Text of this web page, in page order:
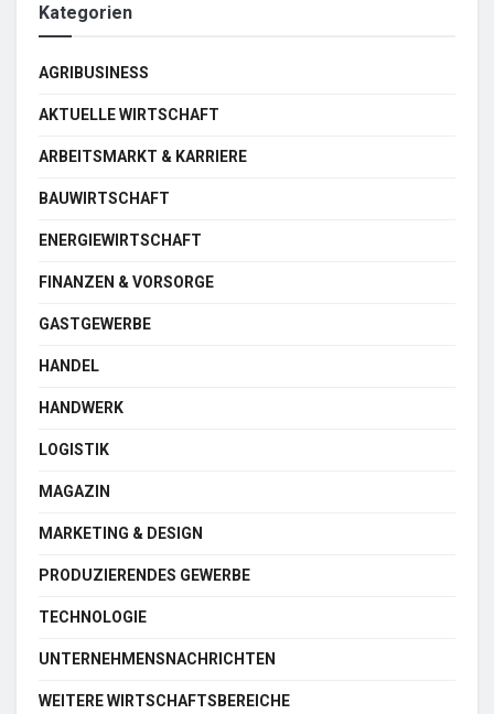
Kategorien
AGRIBUSINESS
AKTUELLE WIRTSCHAFT
ARBEITSMARKT & KARRIERE
BAUWIRTSCHAFT
ENERGIEWIRTSCHAFT
FINANZEN & VORSORGE
GASTGEWERBE
HANDEL
HANDWERK
LOGISTIK
MAGAZIN
MARKETING & DESIGN
PRODUZIERENDES GEWERBE
TECHNOLOGIE
UNTERNEHMENSNACHRICHTEN
WEITERE WIRTSCHAFTSBEREICHE